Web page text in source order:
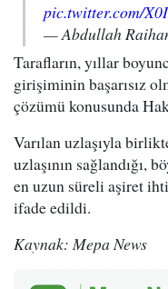
pic.twitter.com/
— Abdullah
Tarafların, yıllar
girişiminin başarısız
çözümü konusunda
Varılan uzlaşıyla
uzlaşının sağlandığı,
en uzun süreli aşiret
ifade edildi.
Kaynak: Mepa News